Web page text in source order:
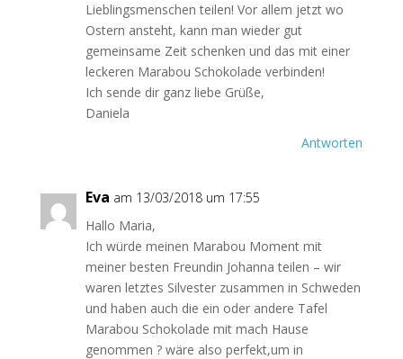
Lieblingsmenschen teilen! Vor allem jetzt wo
Ostern ansteht, kann man wieder gut
gemeinsame Zeit schenken und das mit einer
leckeren Marabou Schokolade verbinden!
Ich sende dir ganz liebe Grüße,
Daniela
Antworten
Eva am 13/03/2018 um 17:55
Hallo Maria,
Ich würde meinen Marabou Moment mit
meiner besten Freundin Johanna teilen – wir
waren letztes Silvester zusammen in Schweden
und haben auch die ein oder andere Tafel
Marabou Schokolade mit mach Hause
genommen ? wäre also perfekt,um in